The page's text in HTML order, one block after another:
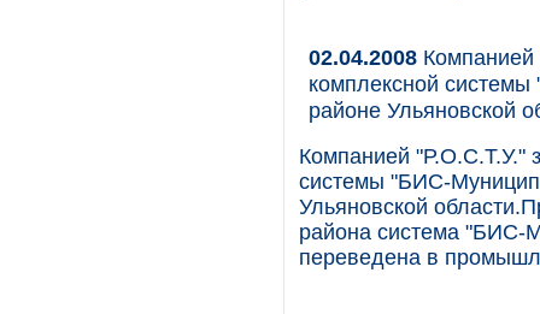
02.04.2008
комплексной
районе Ульяновской
Компанией "Р.О.С.Т.У."
системы "БИС-
Ульяновской
района система "БИС-
переведена в